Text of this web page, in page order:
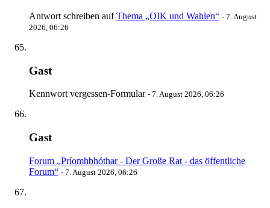
Antwort schreiben aufThema „OIK und Wahlen“ - 7. August
2026, 06:26
Gast
Kennwort vergessen-Formular - 7. August 2026, 06:26
Gast
Forum „Príomhbhóthar - Der Große Rat - das öffentliche
Forum“ - 7. August 2026, 06:26